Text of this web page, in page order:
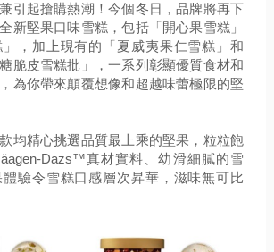
引起搶購熱潮！今個冬日，品牌將再下
新堅果口味雪糕，包括「開心果雪糕」
，加上現有的「夏威夷果仁雪糕」和
糖脆皮雪糕批」，一系列彰顯優質食材和
為你帶來顛覆想像和超越味蕾極限的堅
均精心挑選品質最上乘的堅果，粒粒飽
Dazs™真材實料、幼滑細膩的雪
驗令雪糕口感層次昇華，滋味無可比